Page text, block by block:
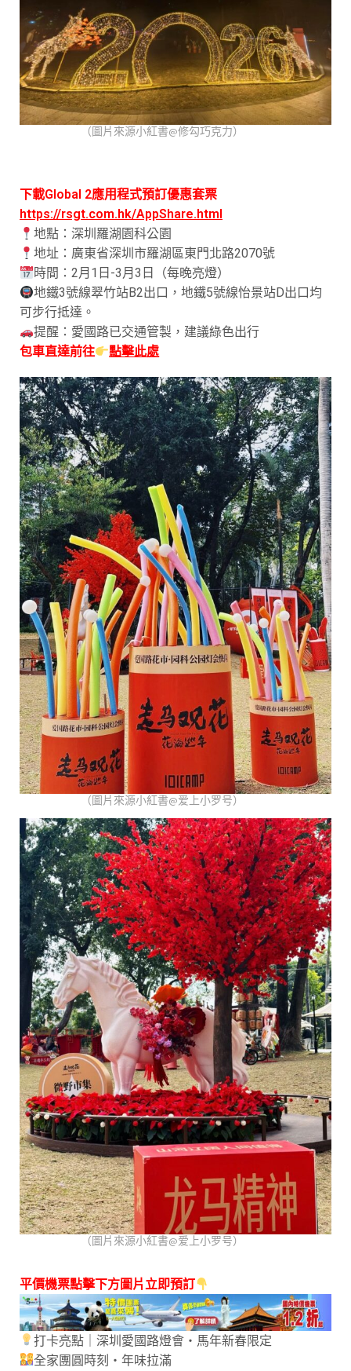
（圖片來源小紅書@修勾巧克力）
下載Global 2應用程式預訂優惠套票
https://rsgt.com.hk/AppShare.html
地點：深圳羅湖園科公園
地址：廣東省深圳市羅湖區東門北路2070號
時間：2月1日-3月3日（每晚亮燈）
地鐵3號線翠竹站B2出口，地鐵5號線怡景站D出口均
可步行抵達。
提醒：愛國路已交通管製，建議綠色出行
包車直達前往
點擊此處
（圖片來源小紅書@爱上小罗号）
（圖片來源小紅書@爱上小罗号）
平價機票點擊下方圖片立即預訂
打卡亮點｜深圳愛國路燈會・馬年新春限定
全家團圓時刻・年味拉滿